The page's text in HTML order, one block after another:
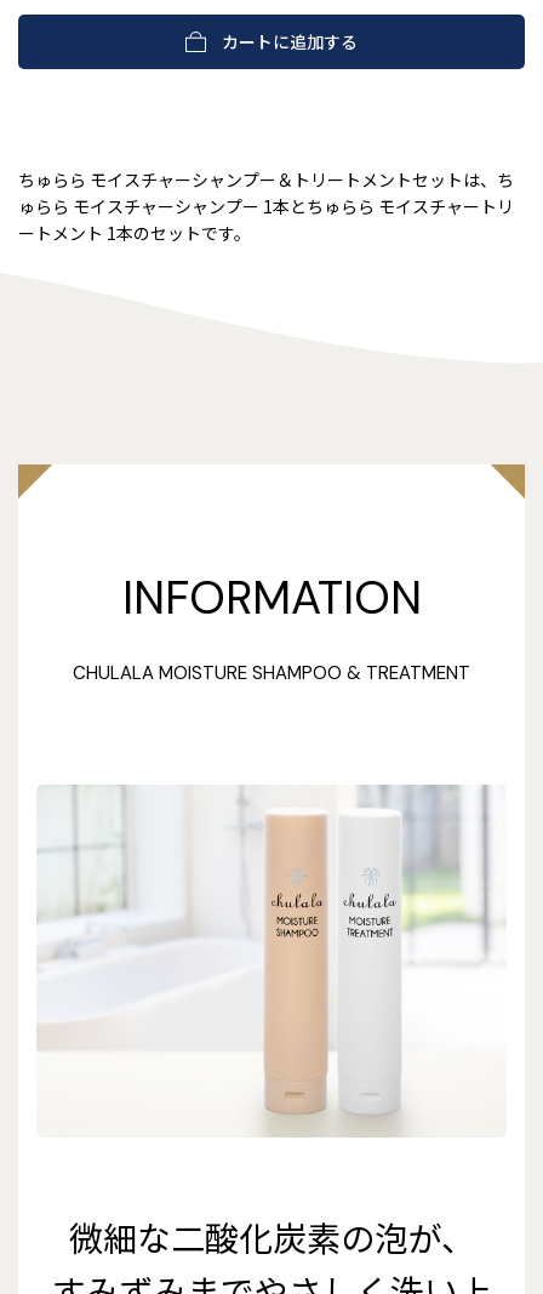
カートに追加する
ちゅらら モイスチャーシャンプー＆トリートメントセットは、ち
ゅらら モイスチャーシャンプー 1本とちゅらら モイスチャートリ
ートメント 1本のセットです。
INFORMATION
CHULALA MOISTURE SHAMPOO & TREATMENT
微細な二酸化炭素の泡が、